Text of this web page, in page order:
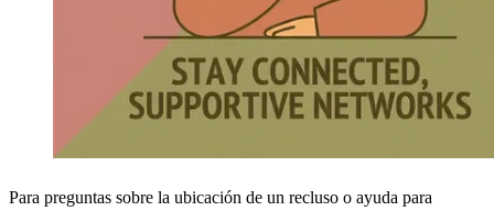
Para preguntas sobre la ubicación de un recluso o ayuda para